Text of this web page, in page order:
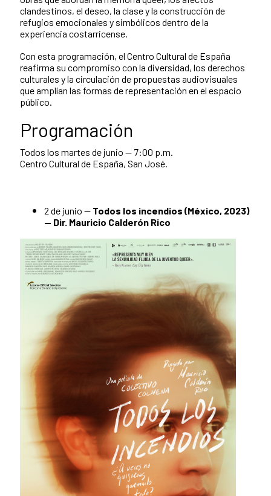
clandestinos, el deseo, la clase y la construcción de
refugios emocionales y simbólicos dentro de la
experiencia costarricense.
Con esta programación, el Centro Cultural de España
reafirma su compromiso con la diversidad, los derechos
culturales y la circulación de propuestas audiovisuales
que amplían las formas de representación en el espacio
público.
Programación
Todos los martes de junio — 7:00 p.m.
Centro Cultural de España, San José.
2 de junio — Todos los incendios (México, 2023)
— Dir. Mauricio Calderón Rico